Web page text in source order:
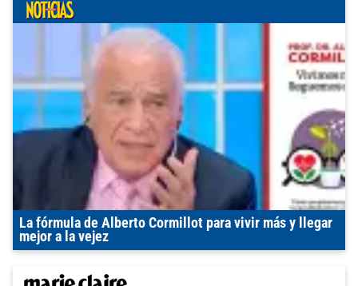
La fórmula de Alberto Cormillot para vivir más y llegar
mejor a la vejez